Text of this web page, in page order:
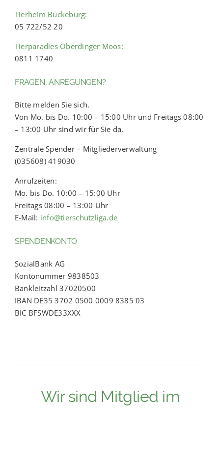
Tierheim Bückeburg:
05 722/52 20
Tierparadies Oberdinger Moos:
0811 1740
FRAGEN, ANREGUNGEN?
Bitte melden Sie sich.
Von Mo. bis Do. 10:00 – 15:00 Uhr und Freitags 08:00
– 13:00 Uhr sind wir für Sie da.
Zentrale Spender – Mitgliederverwaltung
(035608) 419030
Anrufzeiten:
Mo. bis Do. 10:00 – 15:00 Uhr
Freitags 08:00 – 13:00 Uhr
E-Mail: info@tierschutzliga.de
SPENDENKONTO
SozialBank AG
Kontonummer 9838503
Bankleitzahl 37020500
IBAN DE35 3702 0500 0009 8385 03
BIC BFSWDE33XXX
Wir sind Mitglied im